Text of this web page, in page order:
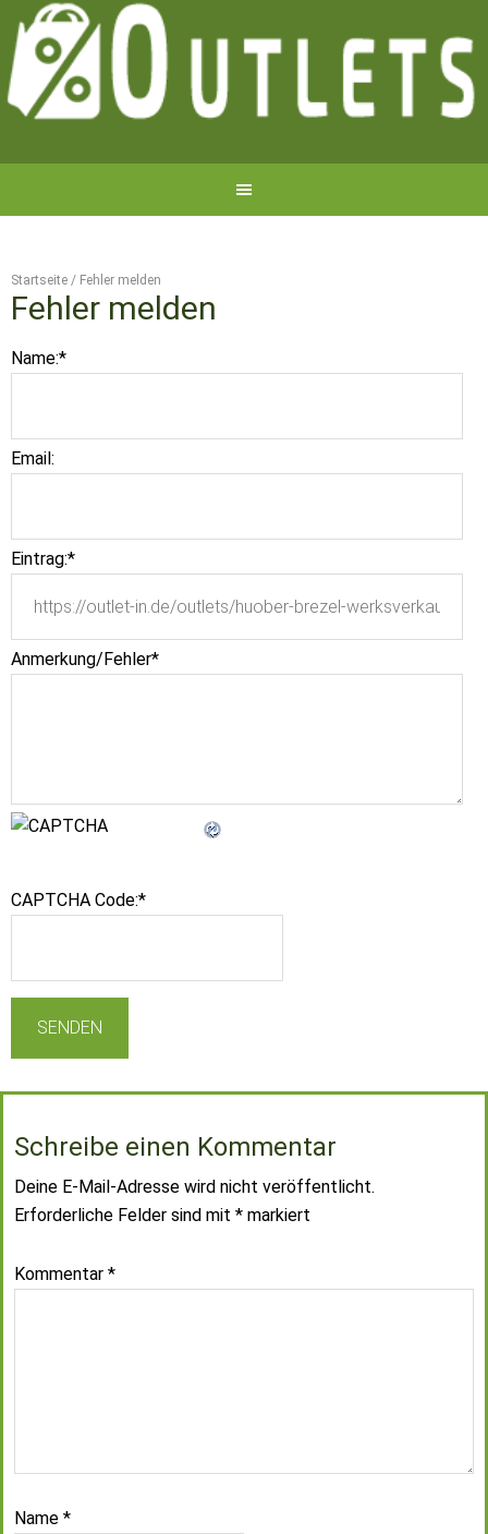
Startseite / Fehler melden
Fehler melden
Name:*
Email:
Eintrag:*
Anmerkung/Fehler*
CAPTCHA Code:*
Schreibe einen Kommentar
Deine E-Mail-Adresse wird nicht veröffentlicht.
Erforderliche Felder sind mit * markiert
Kommentar *
Name *